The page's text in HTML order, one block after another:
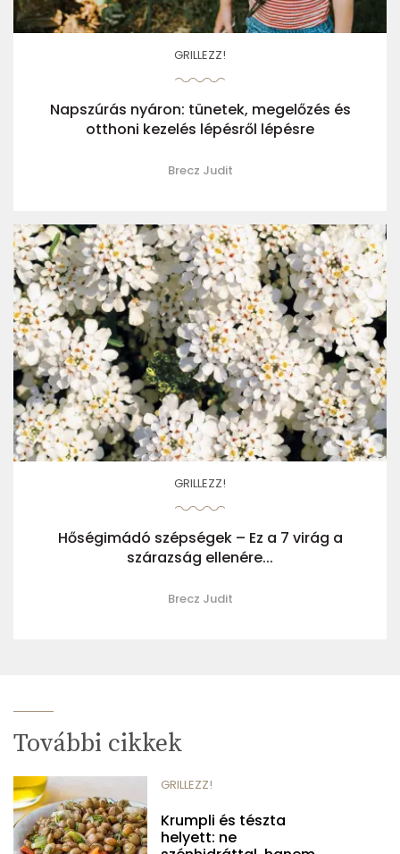
GRILLEZZ!
Napszúrás nyáron: tünetek, megelőzés és
otthoni kezelés lépésről lépésre
Brecz Judit
GRILLEZZ!
Hőségimádó szépségek – Ez a 7 virág a
szárazság ellenére...
Brecz Judit
További cikkek
GRILLEZZ!
Krumpli és tészta
helyett: ne